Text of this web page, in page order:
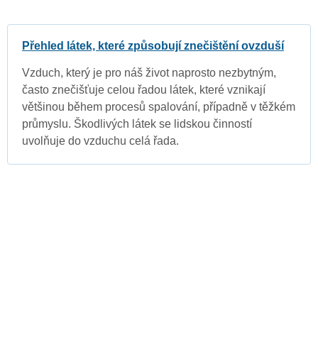
Přehled látek, které způsobují znečištění ovzduší
Vzduch, který je pro náš život naprosto nezbytným,
často znečišťuje celou řadou látek, které vznikají
většinou během procesů spalování, případně v těžkém
průmyslu. Škodlivých látek se lidskou činností
uvolňuje do vzduchu celá řada.